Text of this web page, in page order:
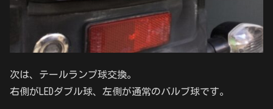
次は、テールランプ球交換。
右側がLEDダブル球、左側が通常のバルブ球です。